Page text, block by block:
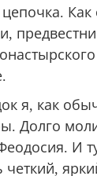
Как
я, как
Долго
И
четкий,